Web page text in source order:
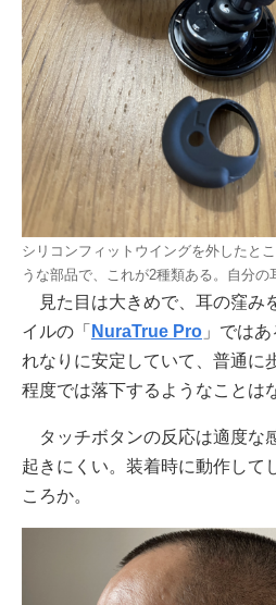
シリコンフィットウイングを外したと
うな部品で、これが2種類ある。自分の
見た目は大きめで、耳の窪み
イルの「 NuraTrue Pro 」では
れなりに安定していて、普通に
程度では落下するようなことは
タッチボタンの反応は適度な
起きにくい。装着時に動作して
ころか。